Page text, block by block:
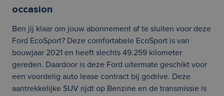
occasion
Ben jij klaar om jouw abonnement af te sluiten voor deze
Ford EcoSport? Deze comfortabele EcoSport is van
bouwjaar 2021 en heeft slechts 49.259 kilometer
gereden. Daardoor is deze Ford uitermate geschikt voor
een voordelig auto lease contract bij godrive. Deze
aantrekkelijke SUV rijdt op Benzine en de transmissie is